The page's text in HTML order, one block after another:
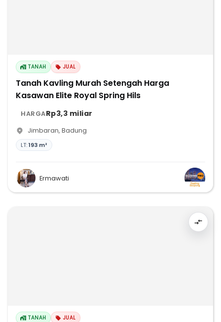
TANAH JUAL
Tanah Kavling Murah Setengah Harga
Kasawan Elite Royal Spring Hils
HARGARp3,3 miliar
Jimbaran, Badung
LT:193 m²
Ermawati
TANAH JUAL